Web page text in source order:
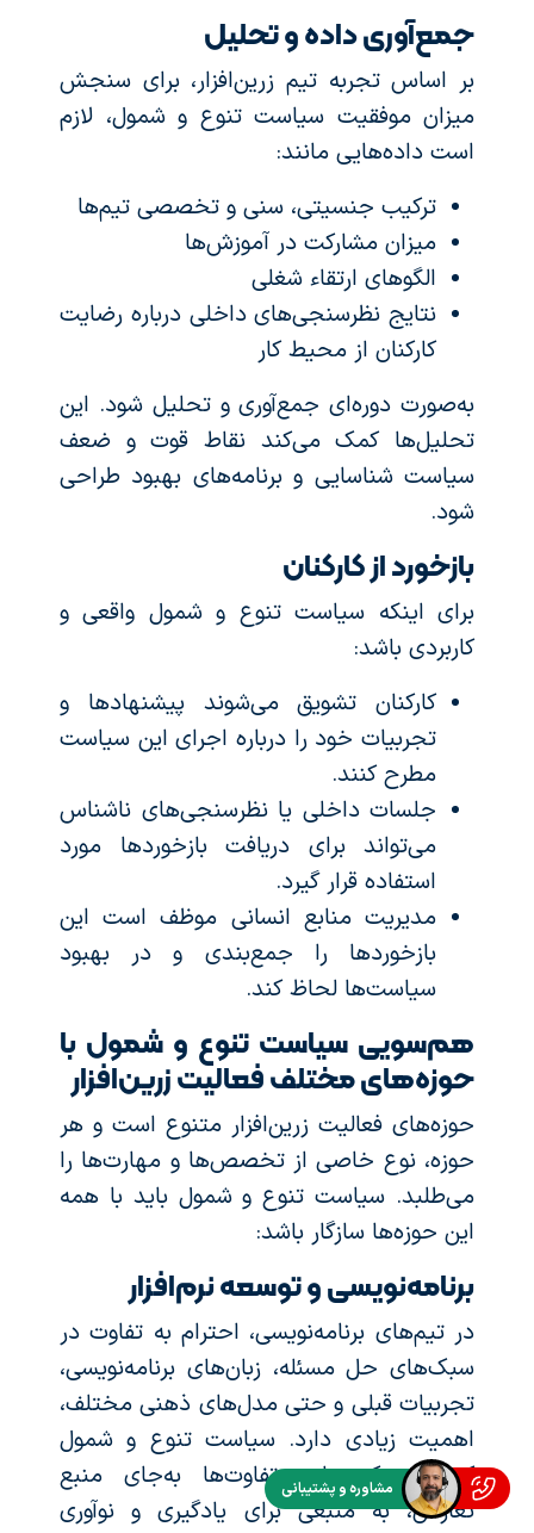
جمع‌آوری داده و تحلیل
بر اساس تجربه تیم زرین‌افزار، برای سنجش
میزان موفقیت سیاست تنوع و شمول، لازم
است داده‌هایی مانند:
ترکیب جنسیتی، سنی و تخصصی تیم‌ها
میزان مشارکت در آموزش‌ها
الگوهای ارتقاء شغلی
نتایج نظرسنجی‌های داخلی درباره رضایت
کارکنان از محیط کار
به‌صورت دوره‌ای جمع‌آوری و تحلیل شود. این
تحلیل‌ها کمک می‌کند نقاط قوت و ضعف
سیاست شناسایی و برنامه‌های بهبود طراحی
شود.
بازخورد از کارکنان
برای اینکه سیاست تنوع و شمول واقعی و
کاربردی باشد:
کارکنان تشویق می‌شوند پیشنهادها و
تجربیات خود را درباره اجرای این سیاست
مطرح کنند.
جلسات داخلی یا نظرسنجی‌های ناشناس
می‌تواند برای دریافت بازخوردها مورد
استفاده قرار گیرد.
مدیریت منابع انسانی موظف است این
بازخوردها را جمع‌بندی و در بهبود
سیاست‌ها لحاظ کند.
هم‌سویی سیاست تنوع و شمول با
حوزه‌های مختلف فعالیت زرین‌افزار
حوزه‌های فعالیت زرین‌افزار متنوع است و هر
حوزه، نوع خاصی از تخصص‌ها و مهارت‌ها را
می‌طلبد. سیاست تنوع و شمول باید با همه
این حوزه‌ها سازگار باشد:
برنامه‌نویسی و توسعه نرم‌افزار
در تیم‌های برنامه‌نویسی، احترام به تفاوت در
سبک‌های حل مسئله، زبان‌های برنامه‌نویسی،
تجربیات قبلی و حتی مدل‌های ذهنی مختلف،
اهمیت زیادی دارد. سیاست تنوع و شمول
کمک می‌کند این تفاوت‌ها به‌جای منبع
تعارض، به منبعی برای یادگیری و نوآوری
مشاوره و پشتیبانی